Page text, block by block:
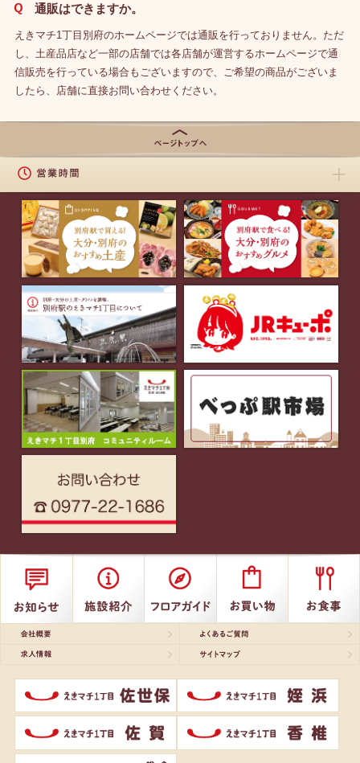
通販はできますか。
えきマチ1丁目別府のホームページでは通販を行っておりません。ただ
し、土産品店など一部の店舗では各店舗が運営するホームページで通
信販売を行っている場合もございますので、ご希望の商品がございま
したら、店舗に直接お問い合わせください。
ページの上
会社概要
よくあるご質問